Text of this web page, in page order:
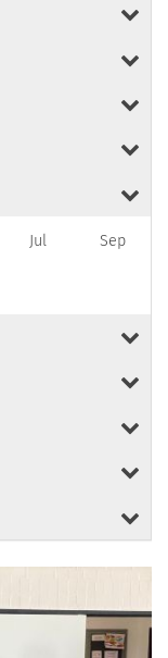
Jul Sep